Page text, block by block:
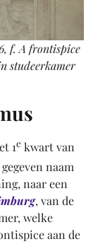
f. A frontispice
studeerkamer
1e kwart van
naam
naar een
, van de
welke
aan de